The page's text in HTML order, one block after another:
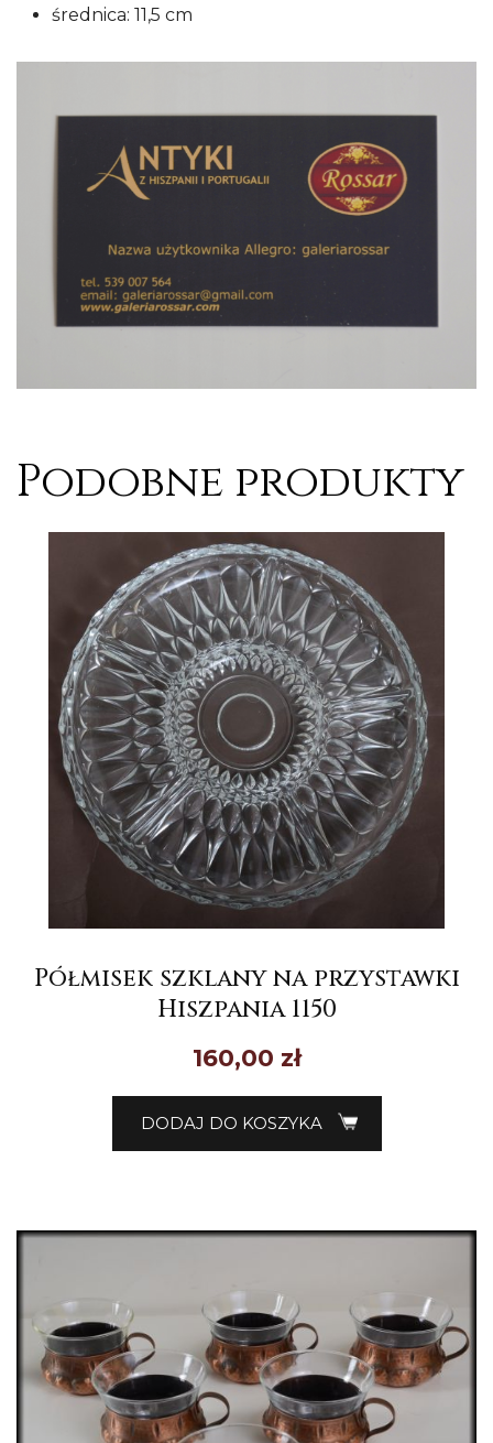
średnica: 11,5 cm
Podobne produkty
Półmisek szklany na przystawki
Hiszpania 1150
160,00 zł
DODAJ DO KOSZYKA